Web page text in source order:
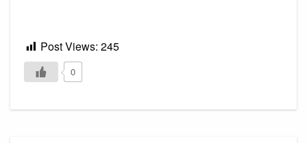
Post Views: 245
0